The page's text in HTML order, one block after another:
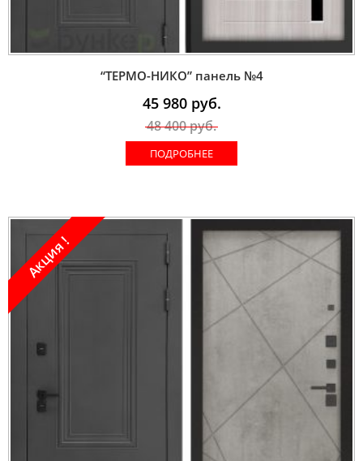
“ТЕРМО-НИКО” панель №4
45 980руб.
48 400руб.
ПОДРОБНЕЕ
Акция !